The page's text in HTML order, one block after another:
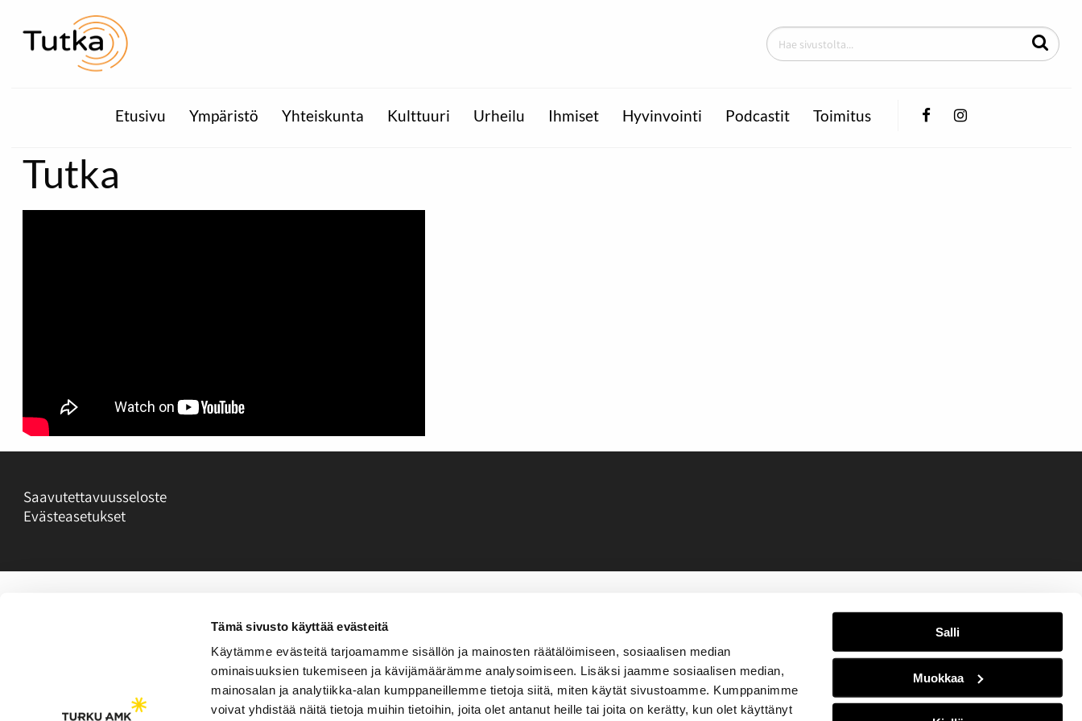
Tämä sivusto käyttää evästeitä
Käytämme evästeitä tarjoamamme sisällön ja mainosten räätälöimiseen, sosiaalisen median
ominaisuuksien tukemiseen ja kävijämäärämme analysoimiseen. Lisäksi jaamme sosiaalisen median,
mainosalan ja analytiikka-alan kumppaneillemme tietoja siitä, miten käytät sivustoamme. Kumppanimme
voivat yhdistää näitä tietoja muihin tietoihin, joita olet antanut heille tai joita on kerätty, kun olet käyttänyt
Salli
Muokkaa
Etusivu Ympäristö Yhteiskunta Kulttuuri Urheilu Ihmiset Hyvinvointi Podcastit Toimitus FacebookInstagram
Tutka
Saavutettavuusseloste
Evästeasetukset